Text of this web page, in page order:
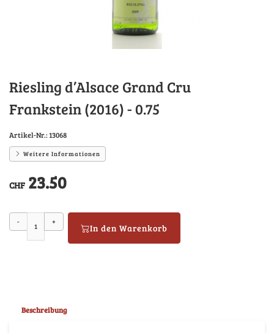
Riesling d’Alsace Grand Cru
Frankstein (2016) - 0.75
Artikel-Nr.:13068
Weitere Informationen
CHF 23.50
- +
In den Warenkorb
Beschreibung